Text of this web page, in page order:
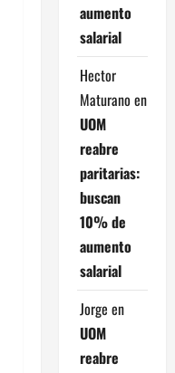
aumento
salarial
Hector
Maturano en
UOM
reabre
paritarias:
buscan
10% de
aumento
salarial
Jorge en
UOM
reabre